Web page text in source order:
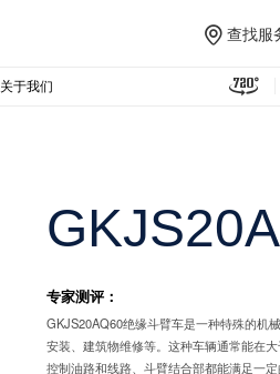
 查找服
关于我们 
专家测评：
GKJS20AQ60绝缘斗臂车是一种特殊的机
安装、建筑物维修等。这种车辆通常能在
控制油路和线路、斗臂结合部都能满足一